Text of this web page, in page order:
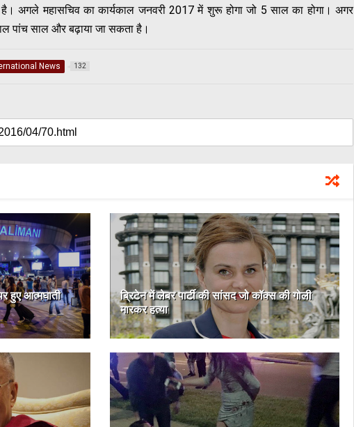
है। अगले महासचिव का कार्यकाल जनवरी 2017 में शुरू होगा जो 5 साल का होगा। अगर
पांच साल और बढ़ाया जा सकता है।
News 132
हुए आत्मघाती
ब्रिटेन में लेबर पार्टी की सांसद जो कॉक्स की गोली
मारकर हत्या